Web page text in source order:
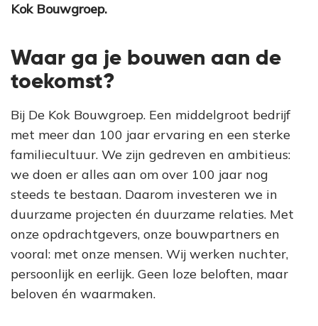
Kok Bouwgroep.
Waar ga je bouwen aan de
toekomst?
Bij De Kok Bouwgroep. Een middelgroot bedrijf
met meer dan 100 jaar ervaring en een sterke
familiecultuur. We zijn gedreven en ambitieus:
we doen er alles aan om over 100 jaar nog
steeds te bestaan. Daarom investeren we in
duurzame projecten én duurzame relaties. Met
onze opdrachtgevers, onze bouwpartners en
vooral: met onze mensen. Wij werken nuchter,
persoonlijk en eerlijk. Geen loze beloften, maar
beloven én waarmaken.